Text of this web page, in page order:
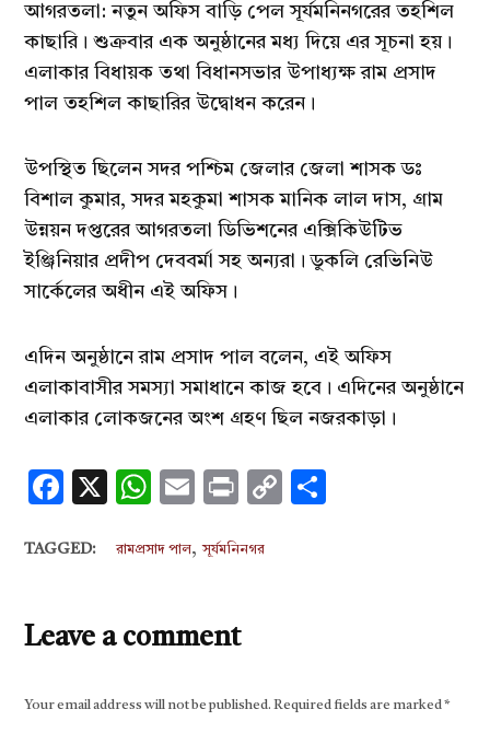
আগরতলা: নতুন অফিস বাড়ি পেল সূর্যমনিনগরের তহশিল
কাছারি। শুক্রবার এক অনুষ্ঠানের মধ্য দিয়ে এর সূচনা হয়।
এলাকার বিধায়ক তথা বিধানসভার উপাধ্যক্ষ রাম প্রসাদ
পাল তহশিল কাছারির উদ্বোধন করেন।
উপস্থিত ছিলেন সদর পশ্চিম জেলার জেলা শাসক ডঃ
বিশাল কুমার, সদর মহকুমা শাসক মানিক লাল দাস, গ্রাম
উন্নয়ন দপ্তরের আগরতলা ডিভিশনের এক্সিকিউটিভ
ইঞ্জিনিয়ার প্রদীপ দেববর্মা সহ অন্যরা। ডুকলি রেভিনিউ
সার্কেলের অধীন এই অফিস।
এদিন অনুষ্ঠানে রাম প্রসাদ পাল বলেন, এই অফিস
এলাকাবাসীর সমস্যা সমাধানে কাজ হবে। এদিনের অনুষ্ঠানে
এলাকার লোকজনের অংশ গ্রহণ ছিল নজরকাড়া।
Facebook
X WhatsApp
EmailPrintCopy
TAGGED: রামপ্রসাদ পাল,সূর্যমনিনগর
Leave a comment
Your email address will not be published. Required fields are marked*